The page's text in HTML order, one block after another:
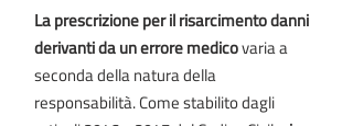
La prescrizione per il risarcimento danni
derivanti da un errore medicovaria a
seconda della natura della
responsabilità. Come stabilito dagli